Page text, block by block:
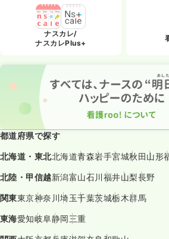
ナスカレ/
ナスカレPlus+
都道府県で探す
北海道・東北北海道青森岩手宮城秋田山形
北陸・甲信越新潟富山石川福井山梨長野
関東東京神奈川埼玉千葉茨城栃木群馬
東海愛知岐阜静岡三重